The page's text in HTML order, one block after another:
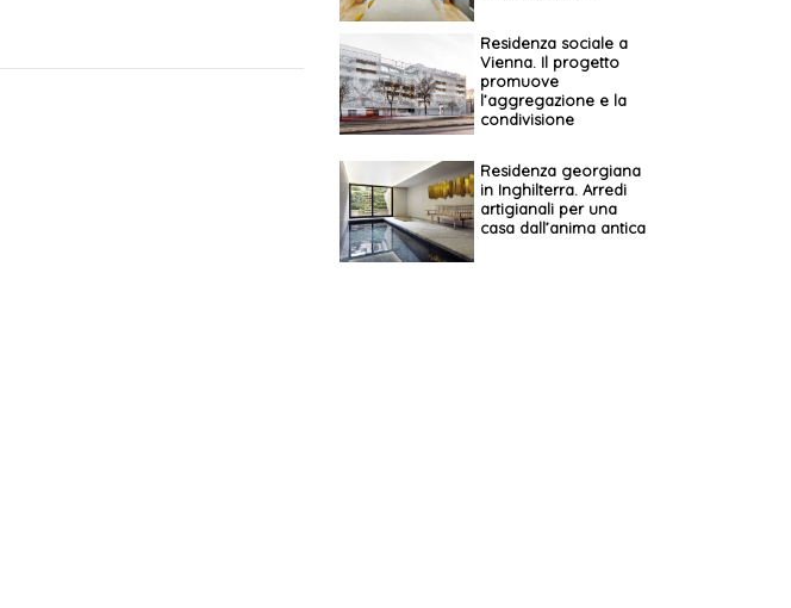
Residenza sociale a
Vienna. Il progetto
promuove
l’aggregazione e la
condivisione
Residenza georgiana
in Inghilterra. Arredi
artigianali per una
casa dall’anima antica